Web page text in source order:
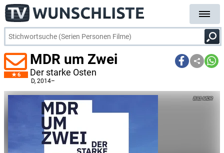
6
MDR um Zwei
Der starke Osten
D, 2014–
MDR